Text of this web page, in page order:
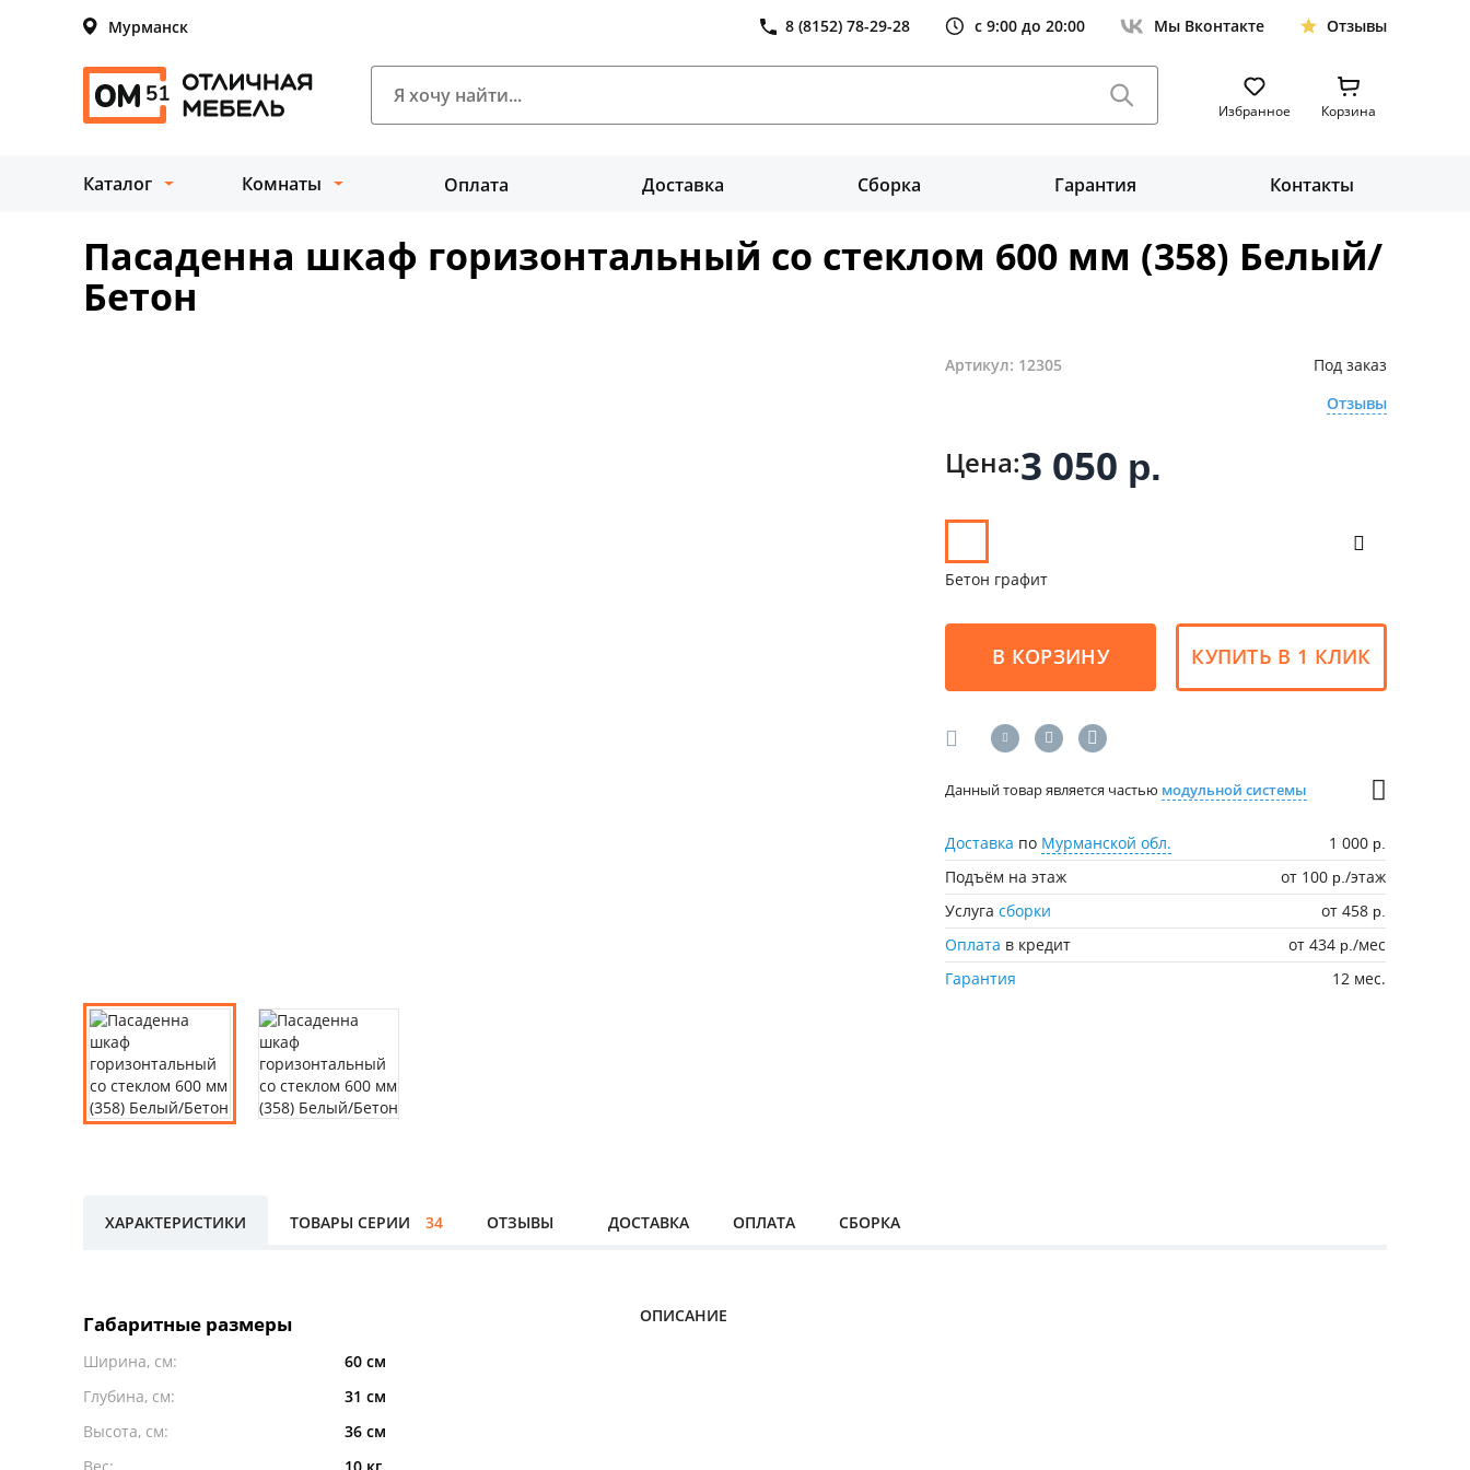
Мурманск 8 (8152) 78-29-28 с 9:00 до 20:00 Мы Вконтакте Отзывы
Избранное Корзина
Каталог Комнаты Оплата Доставка Сборка Гарантия Контакты
Пасаденна шкаф горизонтальный со стеклом 600 мм (358) Белый/
Бетон
Артикул: 12305
Под заказ
Отзывы
Цена:3 050 р.
Бетон графит
В КОРЗИНУ КУПИТЬ В 1 КЛИК
Данный товар является частью модульной системы
Доставка по Мурманской обл. 1 000 р.
Подъём на этаж от 100 р./этаж
Услугасборки от 458 р.
Оплата в кредит от 434 р./мес
Гарантия
12 мес.
ХАРАКТЕРИСТИКИ ТОВАРЫ СЕРИИ 34 ОТЗЫВЫ ДОСТАВКА ОПЛАТА СБОРКА
Габаритные размеры
Ширина, см:
60 см
Глубина, см:
31 см
Высота, см:
36 см
Вес:
10 кг
ОПИСАНИЕ